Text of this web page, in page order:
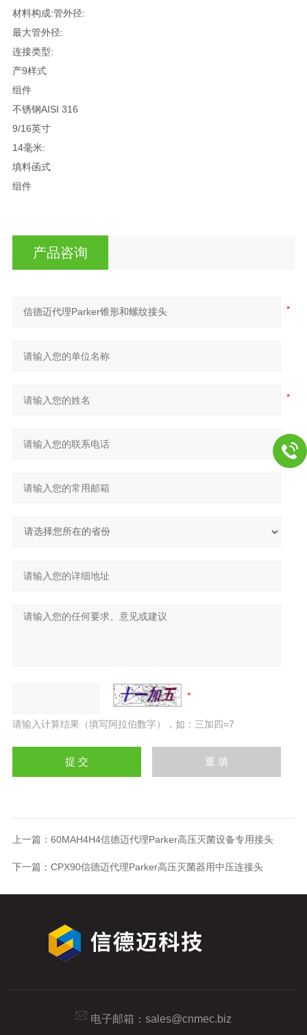
材料构成:管外径:
最大管外径:
连接类型:
产9样式
组件
不锈钢AISI 316
9/16英寸
14毫米:
填料函式
组件
产品咨询
请输入计算结果（填写阿拉伯数字），如：三加四=7
上一篇： 60MAH4H4信德迈代理Parker高压灭菌设备专用接头
下一篇： CPX90信德迈代理Parker高压灭菌器用中压连接头
电子邮箱： sales@cnmec.biz